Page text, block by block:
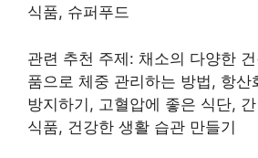
식품, 슈퍼푸드
관련 추천 주제: 채소의 다양한
품으로 체중 관리하는 방법, 항산
방지하기, 고혈압에 좋은 식단,
식품, 건강한 생활 습관 만들기